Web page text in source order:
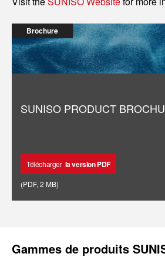
Brochure
SUNISO PRODUCT
Télécharger la version PDF
(PDF, 2 MB)
Gammes de produits